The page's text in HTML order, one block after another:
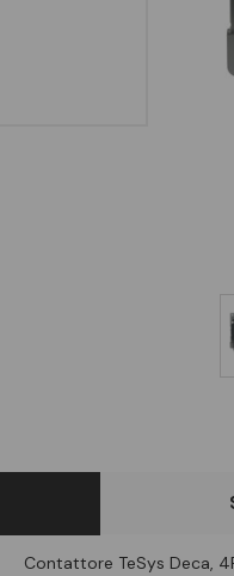
Contattore TeSys Deca,